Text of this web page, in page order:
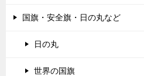
国旗・安全旗・日の丸など
日の丸
世界の国旗